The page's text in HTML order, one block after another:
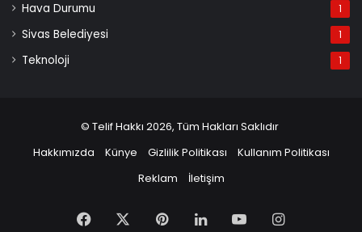
Hava Durumu 1
Sivas Belediyesi 1
Teknoloji 1
© Telif Hakkı 2026, Tüm Hakları Saklıdır
Hakkımızda
Künye Gizlilik Politikası
Kullanım Politikası
Reklam
İletişim
Facebook PinterestLinkedInYouTubeInstagram